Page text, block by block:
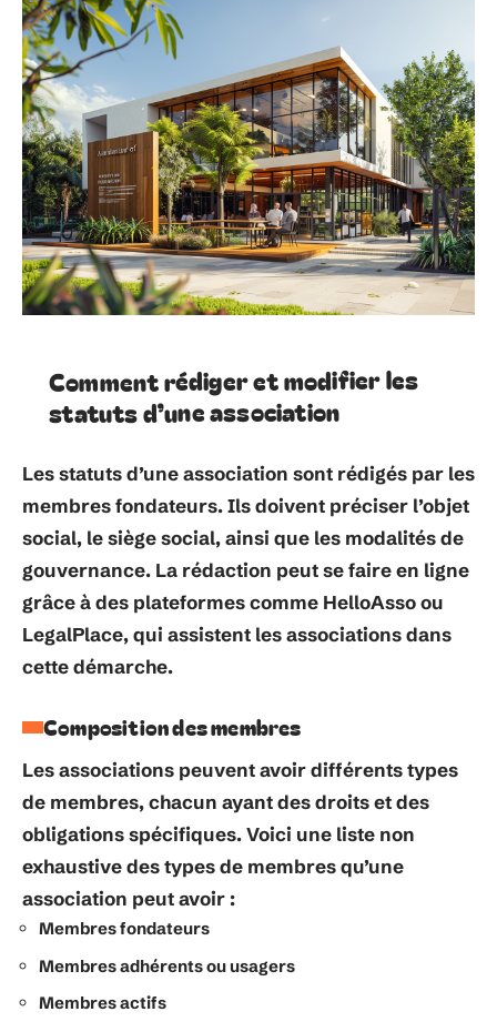
Comment rédiger et modifier les
statuts d’une association
Lesstatutsd’une association sont rédigés par les
membres fondateurs. Ils doivent préciser l’objet
social, le siège social, ainsi que les modalités de
gouvernance. La rédaction peut se faire en ligne
grâce à des plateformes comme HelloAssoou
LegalPlace, qui assistent les associations dans
cette démarche.
Composition des membres
Les associations peuvent avoir différents types
de membres, chacun ayant des droits et des
obligations spécifiques. Voici une liste non
exhaustive des types de membres qu’une
association peut avoir :
Membres fondateurs
Membres adhérents ou usagers
Membres actifs